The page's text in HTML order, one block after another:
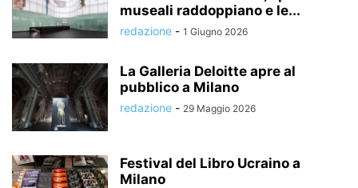
museali raddoppiano e le...
redazione - 1 Giugno 2026
La Galleria Deloitte apre al
pubblico a Milano
redazione - 29 Maggio 2026
Festival del Libro Ucraino a
Milano